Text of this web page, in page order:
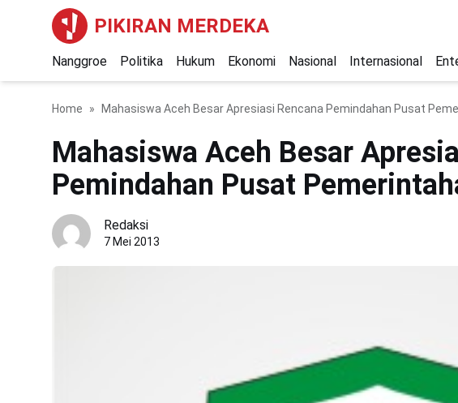
PIKIRAN MERDEKA
Nanggroe Politika Hukum Ekonomi Nasional Internasional
Home Mahasiswa Aceh Besar Apresiasi Rencana Pemindahan Pusat
Mahasiswa Aceh Besar
Pemindahan Pusat
Redaksi
7 Mei 2013